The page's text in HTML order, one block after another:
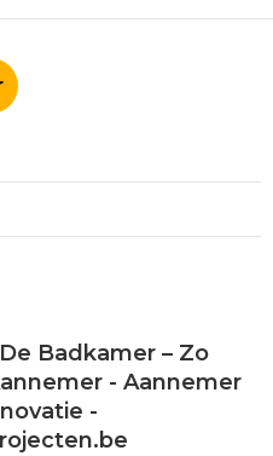
Badkamer – Zo
- Aannemer
-